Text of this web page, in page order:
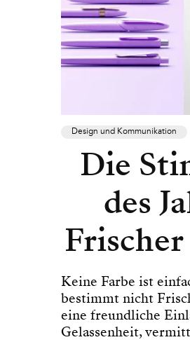
Design und Kommunikation
Die
des
Keine Farbe ist
bestimmt nicht
eine freundliche
Gelassenheit,